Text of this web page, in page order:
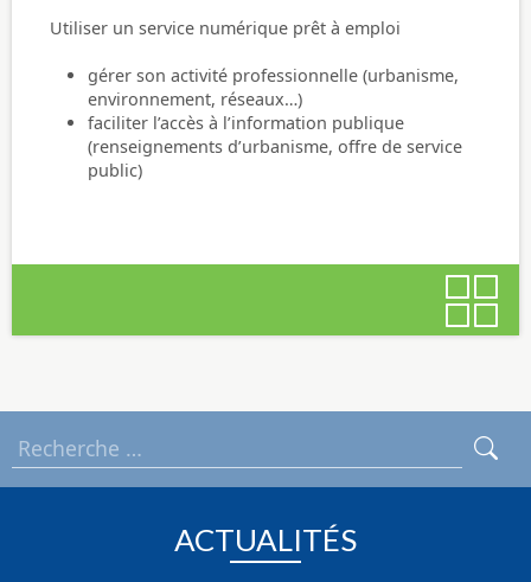
Utiliser un service numérique prêt à emploi
gérer son activité professionnelle (urbanisme,
environnement, réseaux…)
faciliter l’accès à l’information publique
(renseignements d’urbanisme, offre de service
public)
ACTUALITÉS